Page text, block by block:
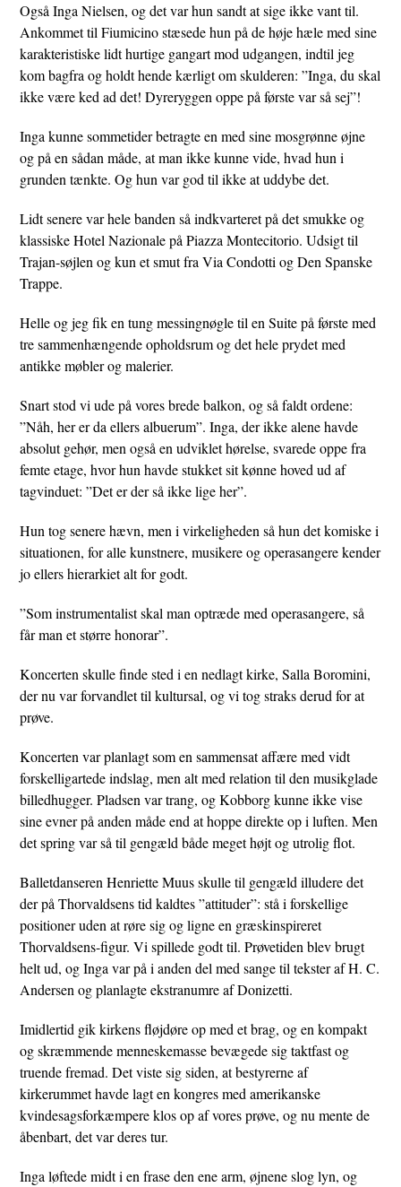
Også Inga Nielsen, og det var hun sandt at sige ikke vant til.
Ankommet til Fiumicino stæsede hun på de høje hæle med sine
karakteristiske lidt hurtige gangart mod udgangen, indtil jeg
kom bagfra og holdt hende kærligt om skulderen: ”Inga, du skal
ikke være ked ad det! Dyreryggen oppe på første var så sej”!
Inga kunne sommetider betragte en med sine mosgrønne øjne
og på en sådan måde, at man ikke kunne vide, hvad hun i
grunden tænkte. Og hun var god til ikke at uddybe det.
Lidt senere var hele banden så indkvarteret på det smukke og
klassiske Hotel Nazionale på Piazza Montecitorio. Udsigt til
Trajan-søjlen og kun et smut fra Via Condotti og Den Spanske
Trappe.
Helle og jeg fik en tung messingnøgle til en Suite på første med
tre sammenhængende opholdsrum og det hele prydet med
antikke møbler og malerier.
Snart stod vi ude på vores brede balkon, og så faldt ordene:
”Nåh, her er da ellers albuerum”. Inga, der ikke alene havde
absolut gehør, men også en udviklet hørelse, svarede oppe fra
femte etage, hvor hun havde stukket sit kønne hoved ud af
tagvinduet: ”Det er der så ikke lige her”.
Hun tog senere hævn, men i virkeligheden så hun det komiske i
situationen, for alle kunstnere, musikere og operasangere kender
jo ellers hierarkiet alt for godt.
”Som instrumentalist skal man optræde med operasangere, så
får man et større honorar”.
Koncerten skulle finde sted i en nedlagt kirke, Salla Boromini,
der nu var forvandlet til kultursal, og vi tog straks derud for at
prøve.
Koncerten var planlagt som en sammensat affære med vidt
forskelligartede indslag, men alt med relation til den musikglade
billedhugger. Pladsen var trang, og Kobborg kunne ikke vise
sine evner på anden måde end at hoppe direkte op i luften. Men
det spring var så til gengæld både meget højt og utrolig flot.
Balletdanseren Henriette Muus skulle til gengæld illudere det
der på Thorvaldsens tid kaldtes ”attituder”: stå i forskellige
positioner uden at røre sig og ligne en græskinspireret
Thorvaldsens-figur. Vi spillede godt til. Prøvetiden blev brugt
helt ud, og Inga var på i anden del med sange til tekster af H. C.
Andersen og planlagte ekstranumre af Donizetti.
Imidlertid gik kirkens fløjdøre op med et brag, og en kompakt
og skræmmende menneskemasse bevægede sig taktfast og
truende fremad. Det viste sig siden, at bestyrerne af
kirkerummet havde lagt en kongres med amerikanske
kvindesagsforkæmpere klos op af vores prøve, og nu mente de
åbenbart, det var deres tur.
Inga løftede midt i en frase den ene arm, øjnene slog lyn, og